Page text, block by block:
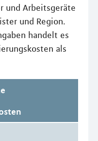
und Arbeitsgeräte
und Region.
handelt es
als